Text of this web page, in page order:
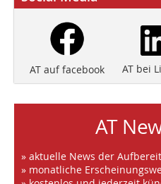
AT auf facebook AT bei
AT
» aktuelle News der
» monatliche